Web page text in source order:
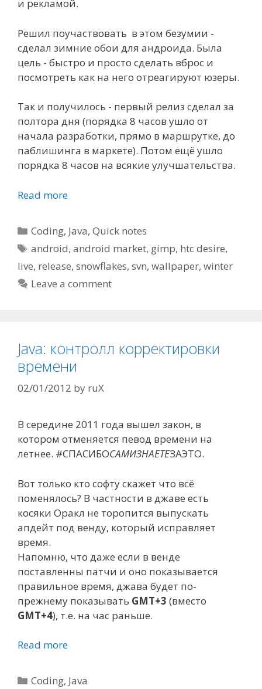
и рекламой.
Решил поучаствовать в этом безумии -
сделал зимние обои для андроида. Была
цель - быстро и просто сделать вброс и
посмотреть как на него отреагируют юзеры.
Так и получилось - первый релиз сделал за
полтора дня (порядка 8 часов ушло от
начала разработки, прямо в маршрутке, до
паблишинга в маркете). Потом ещё ушло
порядка 8 часов на всякие улучшательства.
Read more
Categories
Coding, Java,Quick notes
Tags
android,android market, gimp, htc desire,
live, release, snowflakes, svn, wallpaper, winter
Leave a comment
Java: контролл корректировки
времени
02/01/2012 by ruX
В середине 2011 года вышел закон, в
котором отменяется певод времени на
летнее. #СПАСИБОСАМИЗНАЕТЕЗАЭТО.
Вот только кто софту скажет что всё
поменялось? В частности в джаве есть
косяки Оракл не торопится выпускать
апдейт под венду, который исправляет
время.
Напомню, что даже если в венде
поставленны патчи и оно показывается
правильное время, джава будет по-
прежнему показывать GMT+3 (вместо
GMT+4), т.е. на час раньше.
Read more
Categories
Coding, Java